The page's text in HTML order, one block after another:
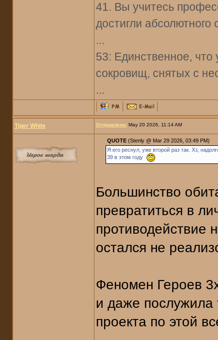
41. Вы учитесь
достигли абсолютного
...
53: Единственное, что
сокровищ, снятых с
...
Tiger White Отправлено:May 20 2026, 11:14 AM
QUOTE(Stenly @ Mar 29 2026, 03:49 PM)
Я его реснул, уже второй раз так. Хз,
39 в этом году
Большинство
превратиться в
противодействие
остался не
Феномен Героев
и даже послужила
проекта по этой